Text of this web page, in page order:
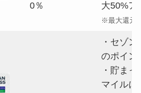
0％
大50%ア
※最大還元
・セゾ
のポイン
・貯ま
マイルに